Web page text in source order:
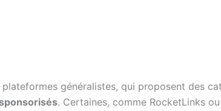
généralistes, qui proposent des
. Certaines, comme RocketLinks